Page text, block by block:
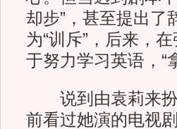
却步”，甚至提出了
为“训斥”，后来，
于努力学习英语，“
说到由袁莉来扮
前看过她演的电视